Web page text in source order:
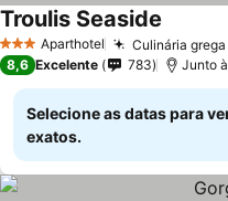
3 EstrelasAparthotel Culinária
Troulis Seaside
8,6 Excelente 783 Junto
Selecione as datas para
exatos.